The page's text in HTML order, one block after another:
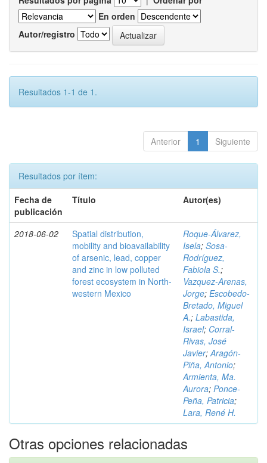
En orden
Autor/registro
Resultados 1-1 de 1.
Anterior 1 Siguiente
Resultados por ítem:
Fecha de
publicación
Título Autor(es)
2018-06-02
Spatial distribution,
mobility and bioavailability
of arsenic, lead, copper
and zinc in low polluted
forest ecosystem in North-
western Mexico
Roque-Álvarez,
Isela; Sosa-
Rodríguez,
Fabiola S.;
Vazquez-Arenas,
Jorge; Escobedo-
Bretado, Miguel
A.; Labastida,
Israel; Corral-
Rivas, José
Javier;Aragón-
Piña, Antonio;
Armienta, Ma.
Aurora; Ponce-
Peña, Patricia;
Lara, René H.
Otras opciones relacionadas